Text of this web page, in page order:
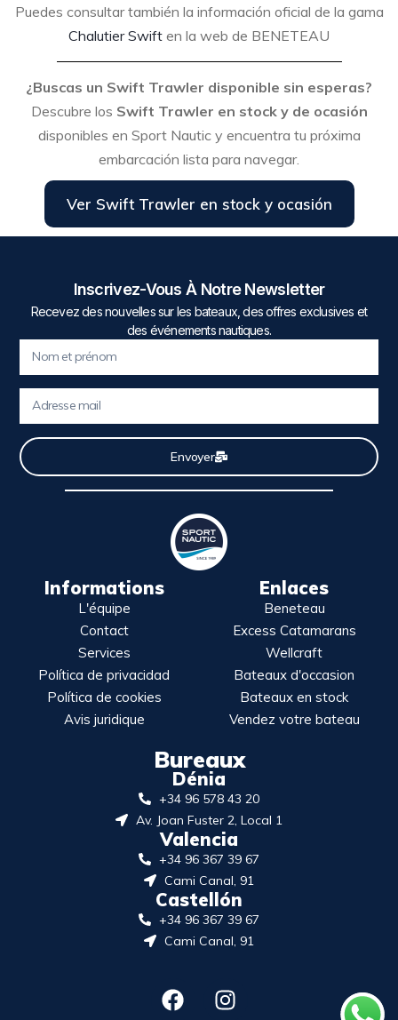
Puedes consultar también la información oficial de la gama
Chalutier Swift en la web de BENETEAU⁠
¿Buscas un Swift Trawler disponible sin esperas?
Descubre los Swift Trawler en stock y de ocasión
disponibles en Sport Nautic y encuentra tu próxima
embarcación lista para navegar.
Ver Swift Trawler en stock y ocasión
Inscrivez-Vous À Notre Newsletter
Recevez des nouvelles sur les bateaux, des offres exclusives et
des événements nautiques.
Envoyer
Informations
L'équipe
Contact
Services
Política de privacidad
Política de cookies
Avis juridique
Enlaces
Beneteau
Excess Catamarans
Wellcraft
Bateaux d'occasion
Bateaux en stock
Vendez votre bateau
Bureaux
Dénia
+34 96 578 43 20
Av. Joan Fuster 2, Local 1
Valencia
+34 96 367 39 67
Cami Canal, 91
Castellón
+34 96 367 39 67
Cami Canal, 91